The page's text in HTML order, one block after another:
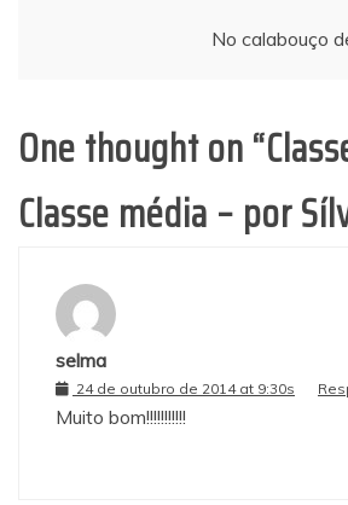
No calabouço
One thought on “
Classe média – por
selma
24 de outubro de 2014 at 9:30s
Muito bom!!!!!!!!!!!